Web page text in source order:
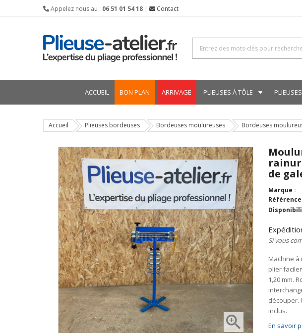
Appelez nous au : 06 51 01 54 18 | Contact
ACCUEIL BON PLAN ARRIVAGE PLIEUSES À TÔLE
Accueil Plieuses bordeuses Bordeuses moulureuses Bordeuses

de
Marque :
Référence
Si vous
Machine à
plier
1,20 mm.
découper.
inclus.
En savoir